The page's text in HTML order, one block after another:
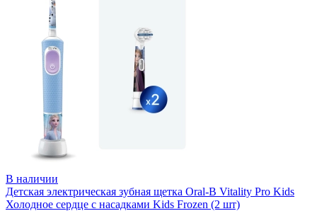
В наличии
Детская электрическая зубная щетка Oral-B Vitality Pro Kids
Холодное сердце с насадками Kids Frozen (2 шт)